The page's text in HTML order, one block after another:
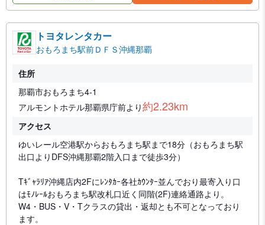
トヨタレンタカー
おもろまち駅前ＤＦＳ沖縄那覇
住所
那覇市おもろまち4-1
アルモントホテル那覇県庁前より約2.23km
アクセス
ゆいレール空港駅からおもろまち駅まで18分（おもろまち駅
出口よりDFS沖縄那覇2階入口まで徒歩3分）
Tｷﾞｬﾗﾘｱ沖縄店内2Fにﾚﾝﾀｶｰ各社ｶｳﾝﾀｰ並んでおり最寄入り口
はﾓﾉﾚｰﾙおもろまち駅改札口近く同階(2F)連絡通路より。
W4・BUS・V・Tクラスの貸出・返却とも不可となっており
ます。